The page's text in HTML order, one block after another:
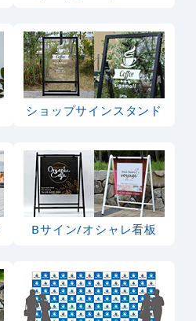
ショップサインスタンド
Bサイン/オシャレ看板